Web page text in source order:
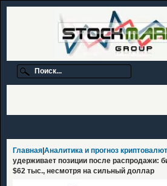
Главная Аналитика и прогноз криптовалют
удерживает позиции после распродажи:
$62 тыс., несмотря на сильный доллар